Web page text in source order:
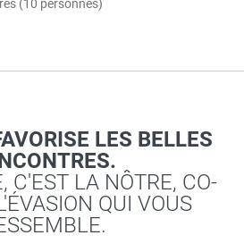
(10 personnes)
LES BELLES
C'EST LA NÔTRE, CO-
QUI VOUS